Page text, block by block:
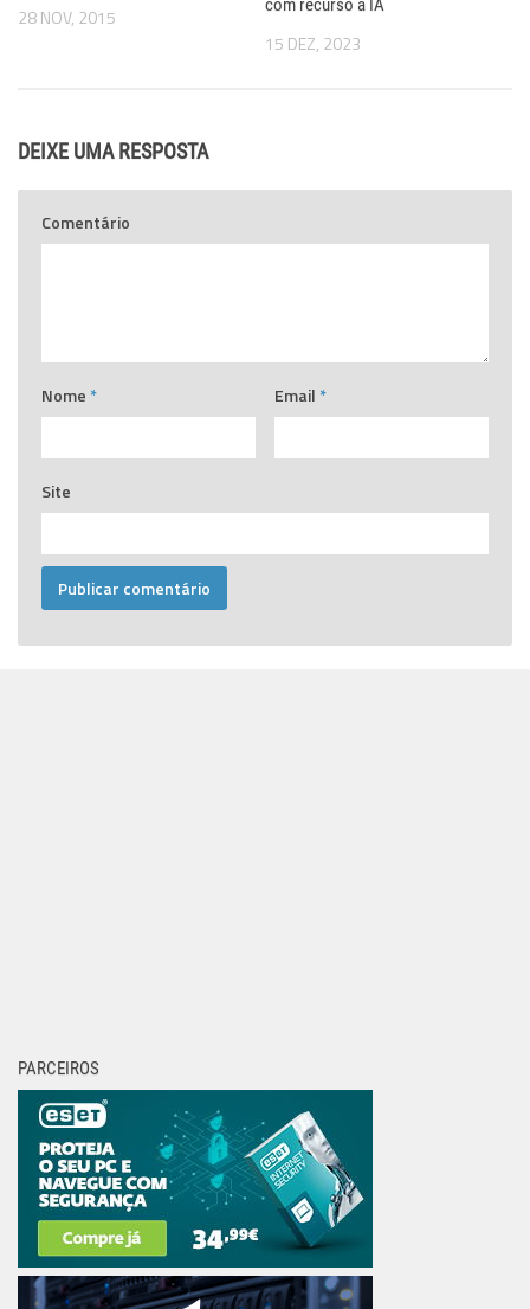
28 NOV, 2015
com recurso a IA
15 DEZ, 2023
DEIXE UMA RESPOSTA
Comentário
Nome * Email *
Site
PARCEIROS